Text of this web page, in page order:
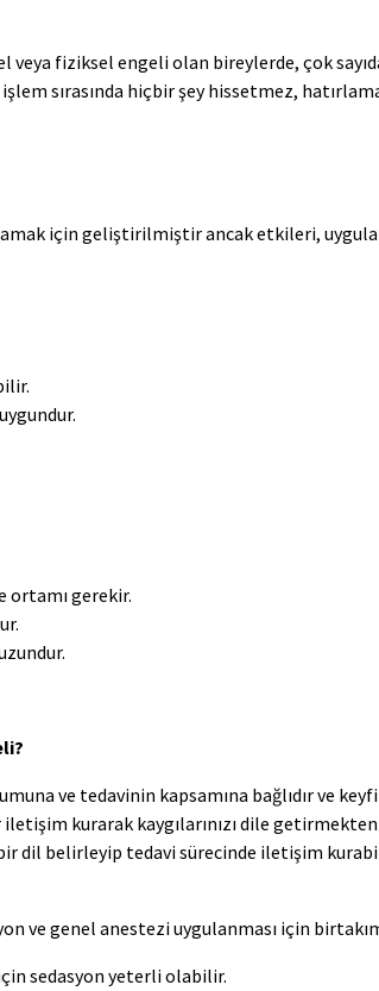
veya fiziksel engeli olan bireylerde, çok
sırasında hiçbir şey hissetmez,
için geliştirilmiştir ancak etkileri,
ortamı gerekir.
ve tedavinin kapsamına bağlıdır ve
kurarak kaygılarınızı dile
dil belirleyip tedavi sürecinde iletişim
ve genel anestezi uygulanması için
sedasyon yeterli olabilir.